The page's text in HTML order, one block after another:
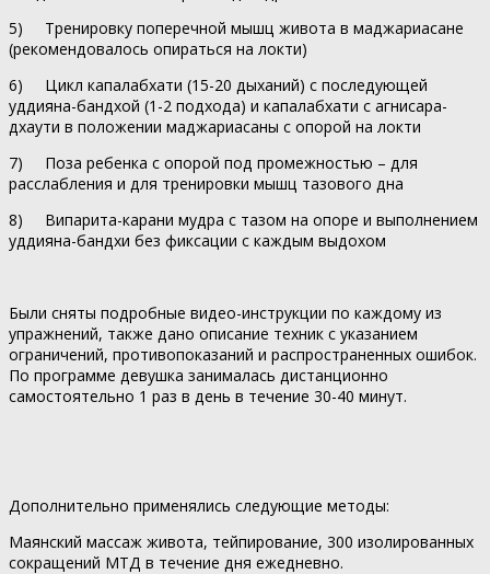
5) Тренировку поперечной мышц живота в маджариасане
(рекомендовалось опираться на локти)
6) Цикл капалабхати (15-20 дыханий) с последующей
уддияна-бандхой (1-2 подхода) и капалабхати с агнисара-
дхаути в положении маджариасаны с опорой на локти
7) Поза ребенка с опорой под промежностью – для
расслабления и для тренировки мышц тазового дна
8) Випарита-карани мудра с тазом на опоре и выполнением
уддияна-бандхи без фиксации с каждым выдохом
Были сняты подробные видео-инструкции по каждому из
упражнений, также дано описание техник с указанием
ограничений, противопоказаний и распространенных ошибок.
По программе девушка занималась дистанционно
самостоятельно 1 раз в день в течение 30-40 минут.
Дополнительно применялись следующие методы:
Маянский массаж живота, тейпирование, 300 изолированных
сокращений МТД в течение дня ежедневно.